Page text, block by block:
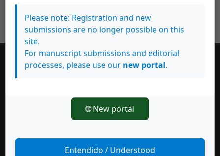
Información General
Normas de autores y autoras
Revisores y revisoras
Please note: Registration and new
submissions are no longer possible on this
site.
For manuscript submissions and editorial
processes, please use our new portal.
🌐 New portal
Entendido / Understood